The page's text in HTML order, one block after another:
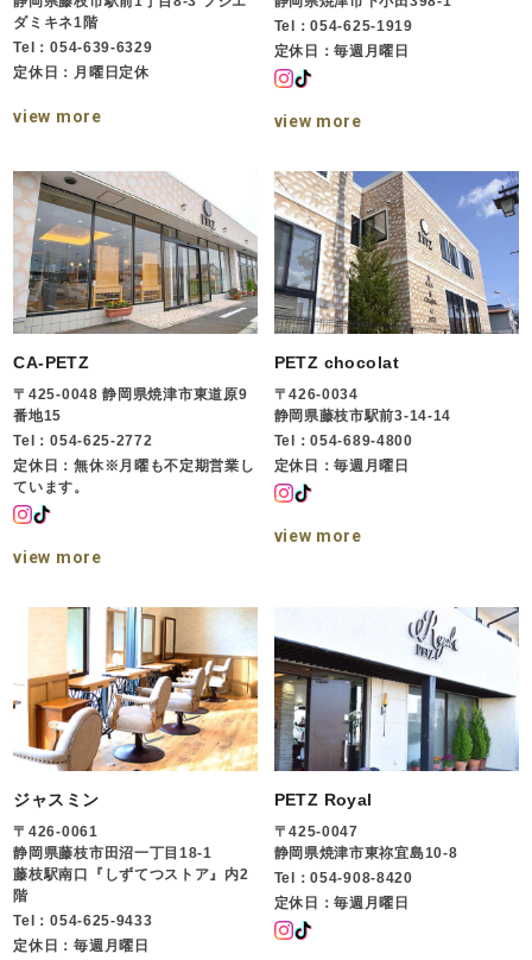
ダミキネ1階
Tel：054-639-6329
定休日：月曜日定休
view more
Tel：054-625-1919
定休日：毎週月曜日
view more
CA-PETZ
〒425-0048 静岡県焼津市東道原9
番地15
Tel：054-625-2772
定休日：無休※月曜も不定期営業し
ています。
view more
PETZ chocolat
〒426-0034
静岡県藤枝市駅前3-14-14
Tel：054-689-4800
定休日：毎週月曜日
view more
ジャスミン
〒426-0061
静岡県藤枝市田沼一丁目18-1
藤枝駅南口『しずてつストア』内2
階
Tel：054-625-9433
定休日：毎週月曜日
PETZ Royal
〒425-0047
静岡県焼津市東祢宜島10-8
Tel：054-908-8420
定休日：毎週月曜日